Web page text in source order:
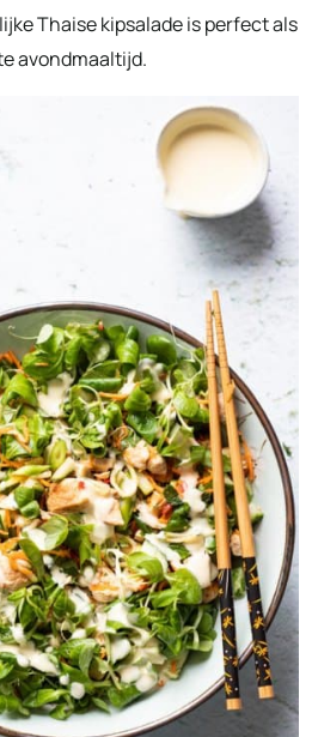
Thaise kipsalade is perfect als
avondmaaltijd.